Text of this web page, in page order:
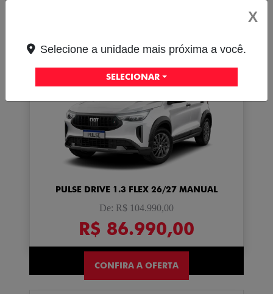
Pulse Drive 1.3 MT Flex 4P 2026
PULSE DRIVE 1.3 FLEX 26/27 MANUAL
De: R$ 104.990,00
R$ 86.990,00
CONFIRA A OFERTA
X
Selecione a unidade mais próxima a você.
SELECIONAR